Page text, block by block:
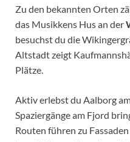
Zu den bekannten Orten
das Musikkens Hus an der
besuchst du die
Altstadt zeigt
Plätze.
Aktiv erlebst du Aalborg
Spaziergänge am Fjord
Routen führen zu